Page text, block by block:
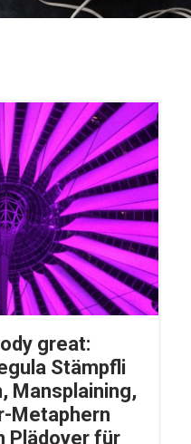
great:
Stämpfli
Mansplaining,
Metaphern
Plädoyer für